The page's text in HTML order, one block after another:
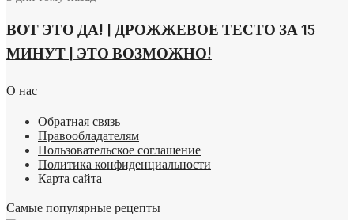
ВОТ ЭТО ДА! | ДРОЖЖЕВОЕ ТЕСТО ЗА 15
МИНУТ | ЭТО ВОЗМОЖНО!
О нас
Обратная связь
Правообладателям
Пользовательское соглашение
Политика конфиденциальности
Карта сайта
Самые популярные рецепты